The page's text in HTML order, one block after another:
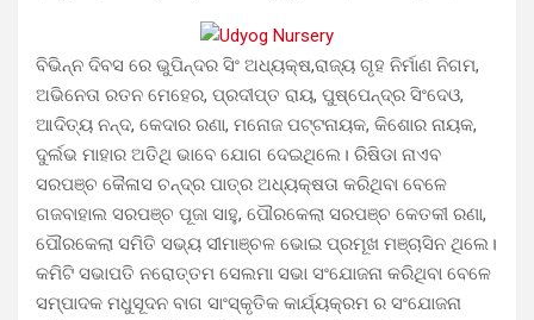
ବିଭିନ୍ନ ଦିବସ ରେ ଭୁପିନ୍ଦର ସିଂ ଅଧ୍ୟକ୍ଷ,ରାଜ୍ୟ ଗୃହ ନିର୍ମାଣ ନିଗମ,
ଅଭିନେତା ରତନ ମେହେର, ପ୍ରଦୀପ୍ତ ରାୟ, ପୁଷ୍ପେନ୍ଦ୍ର ସିଂଦେଓ,
ଆଦିତ୍ୟ ନନ୍ଦ, କେଦାର ରଣା, ମନୋଜ ପଟ୍ଟନାୟକ, କିଶୋର ନାୟକ,
ଦୁର୍ଲଭ ମାହାର ଅତିଥି ଭାବେ ଯୋଗ ଦେଇଥିଲେ। ରିଷିଡା ନାଏବ
ସରପଞ୍ଚ କୈଳାସ ଚନ୍ଦ୍ର ପାତ୍ର ଅଧ୍ୟକ୍ଷତା କରିଥିବା ବେଳେ
ଗଜବାହାଲ ସରପଞ୍ଚ ପୂଜା ସାହୁ, ପୌରକେଲା ସରପଞ୍ଚ କେତକୀ ରଣା,
ପୌରକେଲା ସମିତି ସଭ୍ୟ ସୀମାଞ୍ଚଳ ଭୋଇ ପ୍ରମୂଖ ମଞ୍ଚାସିନ ଥିଲେ।
କମିଟି ସଭାପତି ନରୋତ୍ତମ ସେଲମା ସଭା ସଂଯୋଜନା କରିଥିବା ବେଳେ
ସମ୍ପାଦକ ମଧୁସୂଦନ ବାଗ ସାଂସ୍କୃତିକ କାର୍ଯ୍ୟକ୍ରମ ର ସଂଯୋଜନା